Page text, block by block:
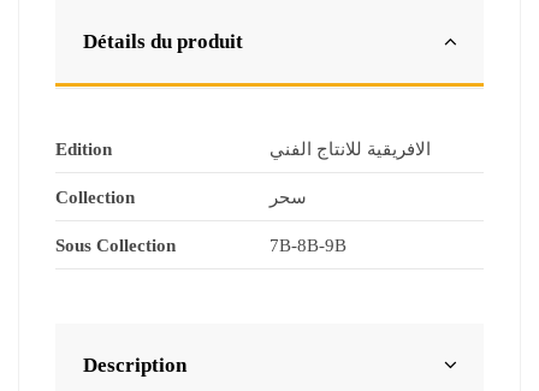
Détails du produit
Edition الافريقية للانتاج الفني
Collection سحر
Sous Collection 7B-8B-9B
Description